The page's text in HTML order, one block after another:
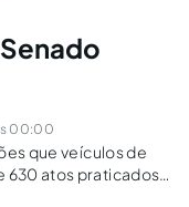
00:00
que veículos de
630 atos praticados